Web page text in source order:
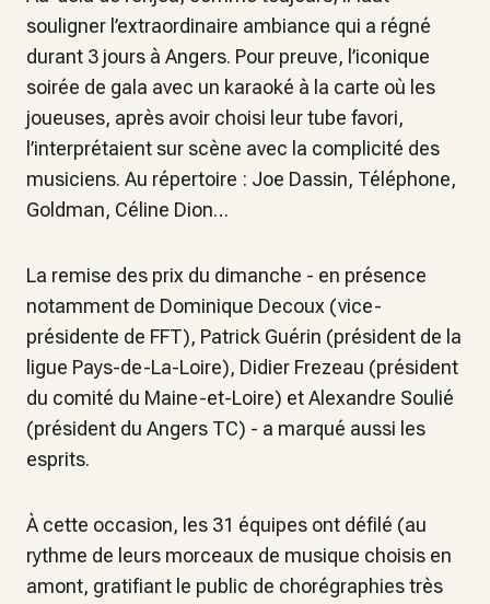
souligner l’extraordinaire ambiance qui a régné
durant 3 jours à Angers. Pour preuve, l’iconique
soirée de gala avec un karaoké à la carte où les
joueuses, après avoir choisi leur tube favori,
l’interprétaient sur scène avec la complicité des
musiciens. Au répertoire : Joe Dassin, Téléphone,
Goldman, Céline Dion…
La remise des prix du dimanche - en présence
notamment de Dominique Decoux (vice-
présidente de FFT), Patrick Guérin (président de la
ligue Pays-de-La-Loire), Didier Frezeau (président
du comité du Maine-et-Loire) et Alexandre Soulié
(président du Angers TC) - a marqué aussi les
esprits.
À cette occasion, les 31 équipes ont défilé (au
rythme de leurs morceaux de musique choisis en
amont, gratifiant le public de chorégraphies très